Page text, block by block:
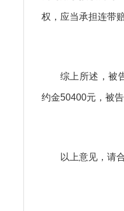
权，应当承担连带
综上所述，被
约金50400元，被
以上意见，请